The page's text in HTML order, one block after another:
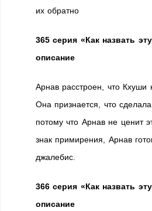
их обратно
365 серия «Как назвать
описание
Арнав расстроен, что Кхуши
Она признается, что
потому что Арнав не ценит
знак примирения, Арнав
джалебис.
366 серия «Как назвать
описание